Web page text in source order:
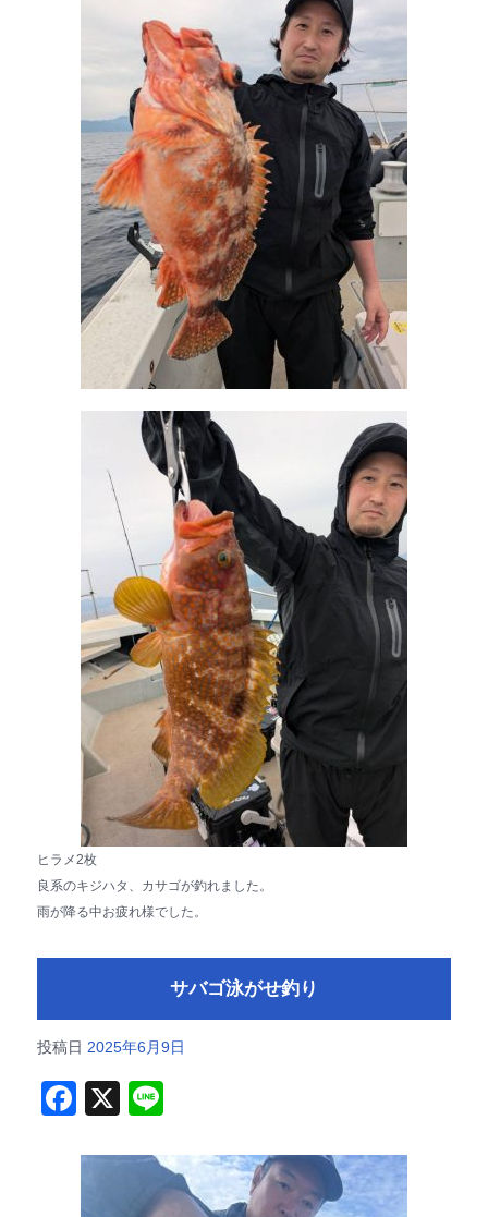
ヒラメ2枚
良系のキジハタ、カサゴが釣れました。
雨が降る中お疲れ様でした。
サバゴ泳がせ釣り
投稿日 2025年6月9日
F
c
X
e